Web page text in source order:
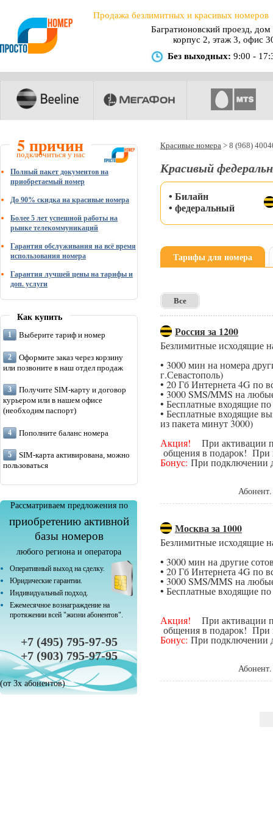
Продажа безлимитных и красивых номеров
Багратионовский проезд, дом
корпус 2, этаж 3, офис
Без выходных: 9:00 -
5 причин
подключиться у нас
Полный пакет документов на
приобретаемый номер
До 90% скидка на красивые номера
Более 5 лет успешной работы на
рынке телекоммуникаций
Гарантия обслуживания на всё время
использования номера
Гарантия лучшей цены на тарифы и
доп. услуги
Как купить
Выберите тариф и номер
Оформите заказ через корзину
или позвоните в наш отдел продаж
Получите SIM-карту и договор
курьером или в нашем офисе
(необходим паспорт)
Пополните баланс номера
SIM-карта активирована, можно
пользоваться
Рассматриваем предложения по
приобретению активной
базы номеров
любого региона и оператора
Оперативный выход на сделку.
Юридические гарантии.
Индивидуальный подход.
Ежемесячное вознаграждение на
протяжении всей "жизни абонентов".
+7 (495) 795-97-95
+7 (903) 795-97-95
(от 3х абонентов)
Красивые номера > 8 (968)
Красивый
• Билайн
• федеральный
Тарифы для номера
Все
Россия за 1200
Безлимитные исходящие
• 3000 мин на номера
г.Севастополь)
• 20 Гб Интернета 4G по
• 3000 SMS/MMS на
• Бесплатные входящие
• Бесплатные входящие
из пакета минут 3000)
Акция! При активации
общения в подарок! При
Бонус: При подключении
Москва за 1000
Безлимитные исходящие
• 3000 мин на другие
• 20 Гб Интернета 4G по
• 3000 SMS/MMS на
• Бесплатные входящие
Акция! При активации
общения в подарок! При
Бонус: При подключении